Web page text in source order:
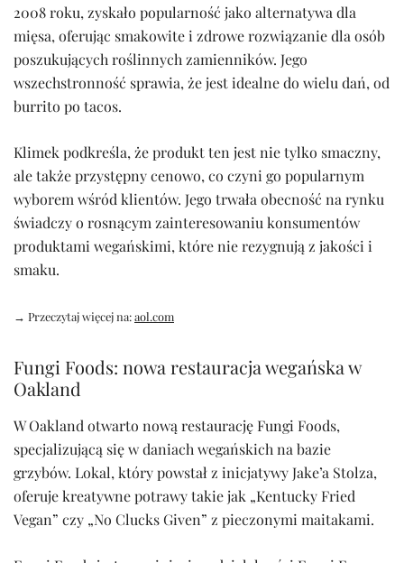
2008 roku, zyskało popularność jako alternatywa dla
mięsa, oferując smakowite i zdrowe rozwiązanie dla osób
poszukujących roślinnych zamienników. Jego
wszechstronność sprawia, że jest idealne do wielu dań, od
burrito po tacos.
Klimek podkreśla, że produkt ten jest nie tylko smaczny,
ale także przystępny cenowo, co czyni go popularnym
wyborem wśród klientów. Jego trwała obecność na rynku
świadczy o rosnącym zainteresowaniu konsumentów
produktami wegańskimi, które nie rezygnują z jakości i
smaku.
→ Przeczytaj więcej na:aol.com
Fungi Foods: nowa restauracja wegańska w
Oakland
W Oakland otwarto nową restaurację Fungi Foods,
specjalizującą się w daniach wegańskich na bazie
grzybów. Lokal, który powstał z inicjatywy Jake’a Stolza,
oferuje kreatywne potrawy takie jak „Kentucky Fried
Vegan” czy „No Clucks Given” z pieczonymi maitakami.